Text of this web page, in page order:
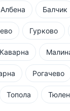
Албена Балчик
Гурково
Каварна
Рогачево
Топола